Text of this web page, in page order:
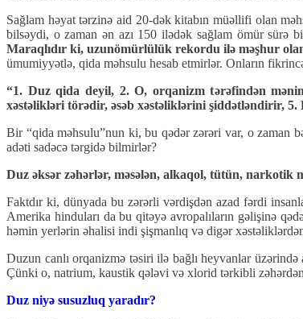
Sağlam həyat tərzinə aid 20-dək kitabın müəllifi olan
bilsəydi, o zaman ən azı 150 ilədək sağlam ömür
Maraqlıdır ki, uzunömürlülük rekordu ilə məşhur
ümumiyyətlə, qida məhsulu hesab etmirlər. Onların
“1. Duz qida deyil, 2. O, orqanizm tərəfindən
xəstəlikləri törədir, əsəb xəstəliklərini şiddətləndirir,
Bir “qida məhsulu”nun ki, bu qədər zərəri var, o zaman
adəti sadəcə tərgidə bilmirlər?
Duz əksər zəhərlər, məsələn, alkaqol, tütün, narkotik
Faktdır ki, dünyada bu zərərli vərdişdən azad fərdi
Amerika hinduları da bu qitəyə avropalıların gəlişinə
həmin yerlərin əhalisi indi şişmanlıq və digər
Duzun canlı orqanizmə təsiri ilə bağlı heyvanlar üzərində
Çünki o, natrium, kaustik qələvi və xlorid tərkibli
Duz niyə susuzluq yaradır?